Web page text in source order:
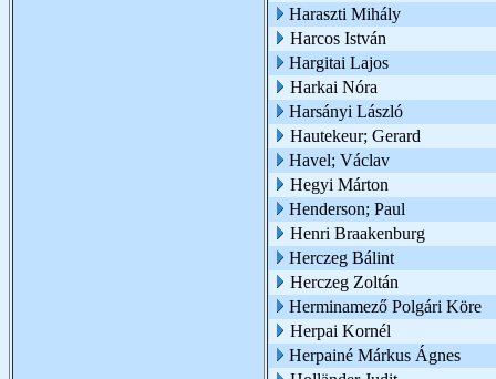
Haraszti Mihály
Harcos István
Hargitai Lajos
Harkai Nóra
Harsányi László
Hautekeur; Gerard
Havel; Václav
Hegyi Márton
Henderson; Paul
Henri Braakenburg
Herczeg Bálint
Herczeg Zoltán
Herminamező Polgári Köre
Herpai Kornél
Herpainé Márkus Ágnes